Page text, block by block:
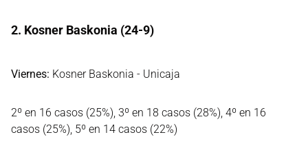
2. Kosner Baskonia (24-9)
Viernes: Kosner Baskonia - Unicaja
2º en 16 casos (25%), 3º en 18 casos (28%), 4º en 16
casos (25%), 5º en 14 casos (22%)